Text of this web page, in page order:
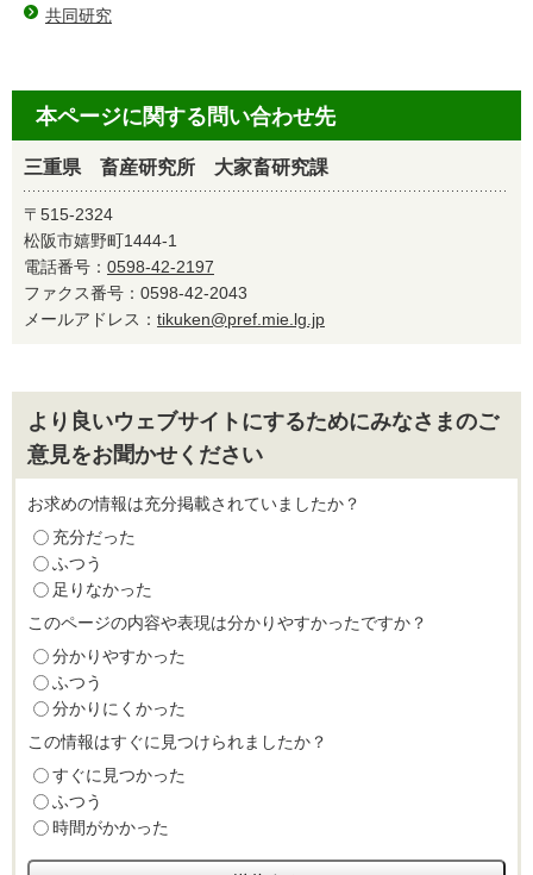
共同研究
本ページに関する問い合わせ先
三重県 畜産研究所 大家畜研究課
〒515-2324
松阪市嬉野町1444-1
電話番号： 0598-42-2197
ファクス番号：0598-42-2043
メールアドレス： tikuken@pref.mie.lg.jp
より良いウェブサイトにするためにみなさまのご
意見をお聞かせください
お求めの情報は充分掲載されていましたか？
充分だった
ふつう
足りなかった
このページの内容や表現は分かりやすかったですか？
分かりやすかった
ふつう
分かりにくかった
この情報はすぐに見つけられましたか？
すぐに見つかった
ふつう
時間がかかった